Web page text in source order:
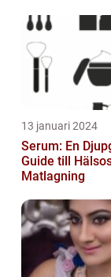
13 januari 2024
Serum: En
Guide till
Matlagning